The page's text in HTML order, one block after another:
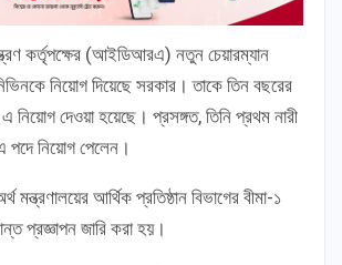
কর্তৃপক্ষের (আইডিআরএ) নতুন চেয়ারম্যান
নিয়োগ দিয়েছে সরকার। তাকে তিন বছরের
দেওয়া হয়েছে। প্রসঙ্গত, তিনি প্রথম নারী
পদে নিয়োগ পেলেন।
মন্ত্রণালয়ের আর্থিক প্রতিষ্ঠান বিভাগের বীমা-১
প্রজ্ঞাপন জারি করা হয়।